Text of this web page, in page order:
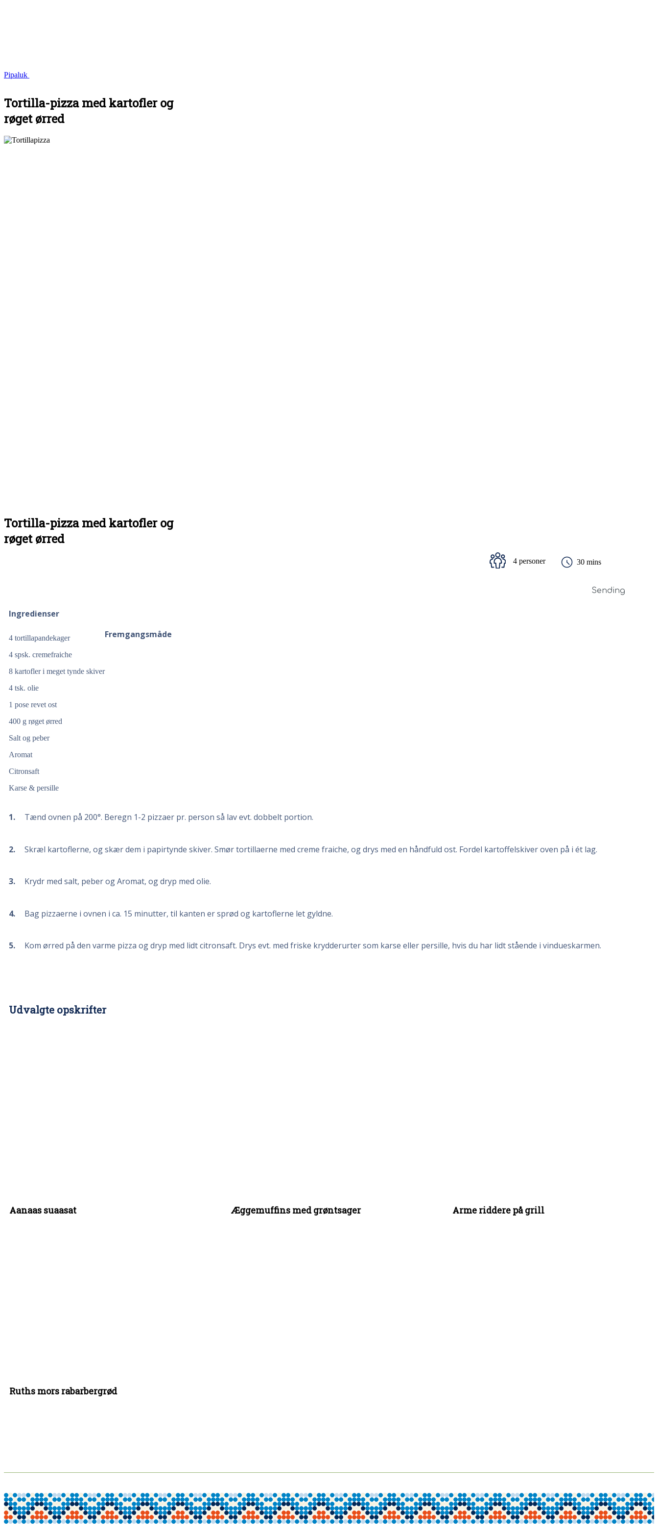
Pipaluk
Tortilla-pizza med kartofler og
røget ørred
Tortilla-pizza med kartofler og
røget ørred
4 personer 30 mins
Sending
Ingredienser
4 tortillapandekager
4 spsk. cremefraiche
8 kartofler i meget tynde skiver
4 tsk. olie
1 pose revet ost
400 g røget ørred
Salt og peber
Aromat
Citronsaft
Karse & persille
Fremgangsmåde
1 Tænd ovnen på 200°. Beregn 1-2 pizzaer pr. person så lav evt. dobbelt portion.
2 Skræl kartoflerne, og skær dem i papirtynde skiver. Smør tortillaerne med creme fraiche, og drys med en håndfuld ost. Fordel kartoffelskiver oven på i ét lag.
3 Krydr med salt, peber og Aromat, og dryp med olie.
4 Bag pizzaerne i ovnen i ca. 15 minutter, til kanten er sprød og kartoflerne let gyldne.
5 Kom ørred på den varme pizza og dryp med lidt citronsaft. Drys evt. med friske krydderurter som karse eller persille, hvis du har lidt stående i vindueskarmen.
Udvalgte opskrifter
Aanaas suaasat Æggemuffins med grøntsager Arme riddere på grill
Ruths mors rabarbergrød